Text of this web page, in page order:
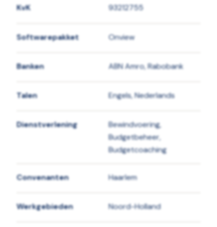
KvK 93212755
Softwarepakket Onview
Banken ABN Amro, Rabobank
Talen Engels, Nederlands
Dienstverlening
Bewindvoering,
Budgetbeheer,
Budgetcoaching
Convenanten Haarlem
Werkgebieden Noord-Holland